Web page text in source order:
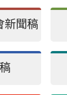
新聞稿